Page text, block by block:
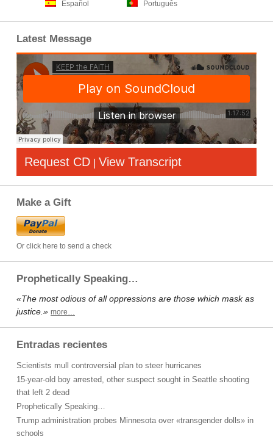
Español Português
Latest Message
Request CD | View Transcript
Make a Gift
Or click here to send a check
Prophetically Speaking…
«The most odious of all oppressions are those which mask as
justice.» more…
Entradas recientes
Scientists mull controversial plan to steer hurricanes
15-year-old boy arrested, other suspect sought in Seattle shooting
that left 2 dead
Prophetically Speaking…
Trump administration probes Minnesota over «transgender dolls» in
schools